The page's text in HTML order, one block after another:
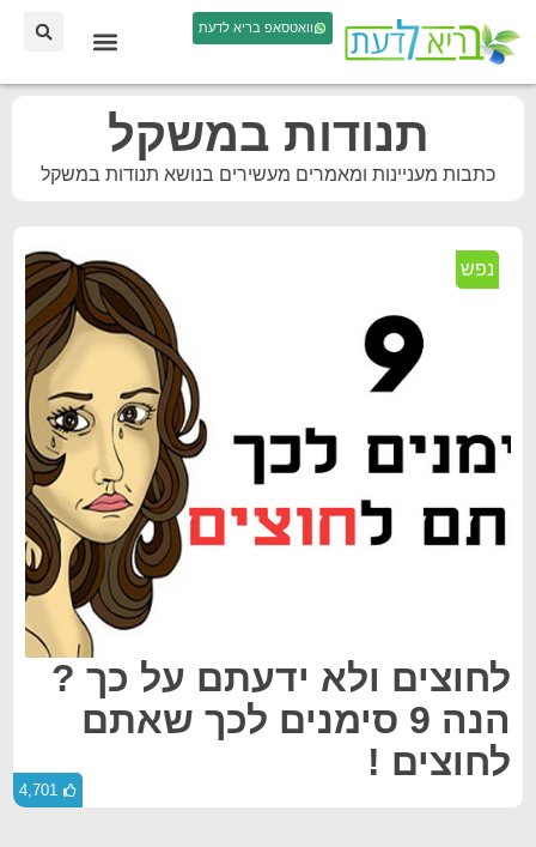
וואטסאפ בריא לדעת
תנודות במשקל
כתבות מעניינות ומאמרים מעשירים בנושא תנודות במשקל
נפש
לחוצים ולא ידעתם על כך ?
הנה 9 סימנים לכך שאתם
לחוצים !
4,701